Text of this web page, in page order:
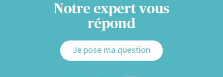
Notre expert vous
répond
Je pose ma question